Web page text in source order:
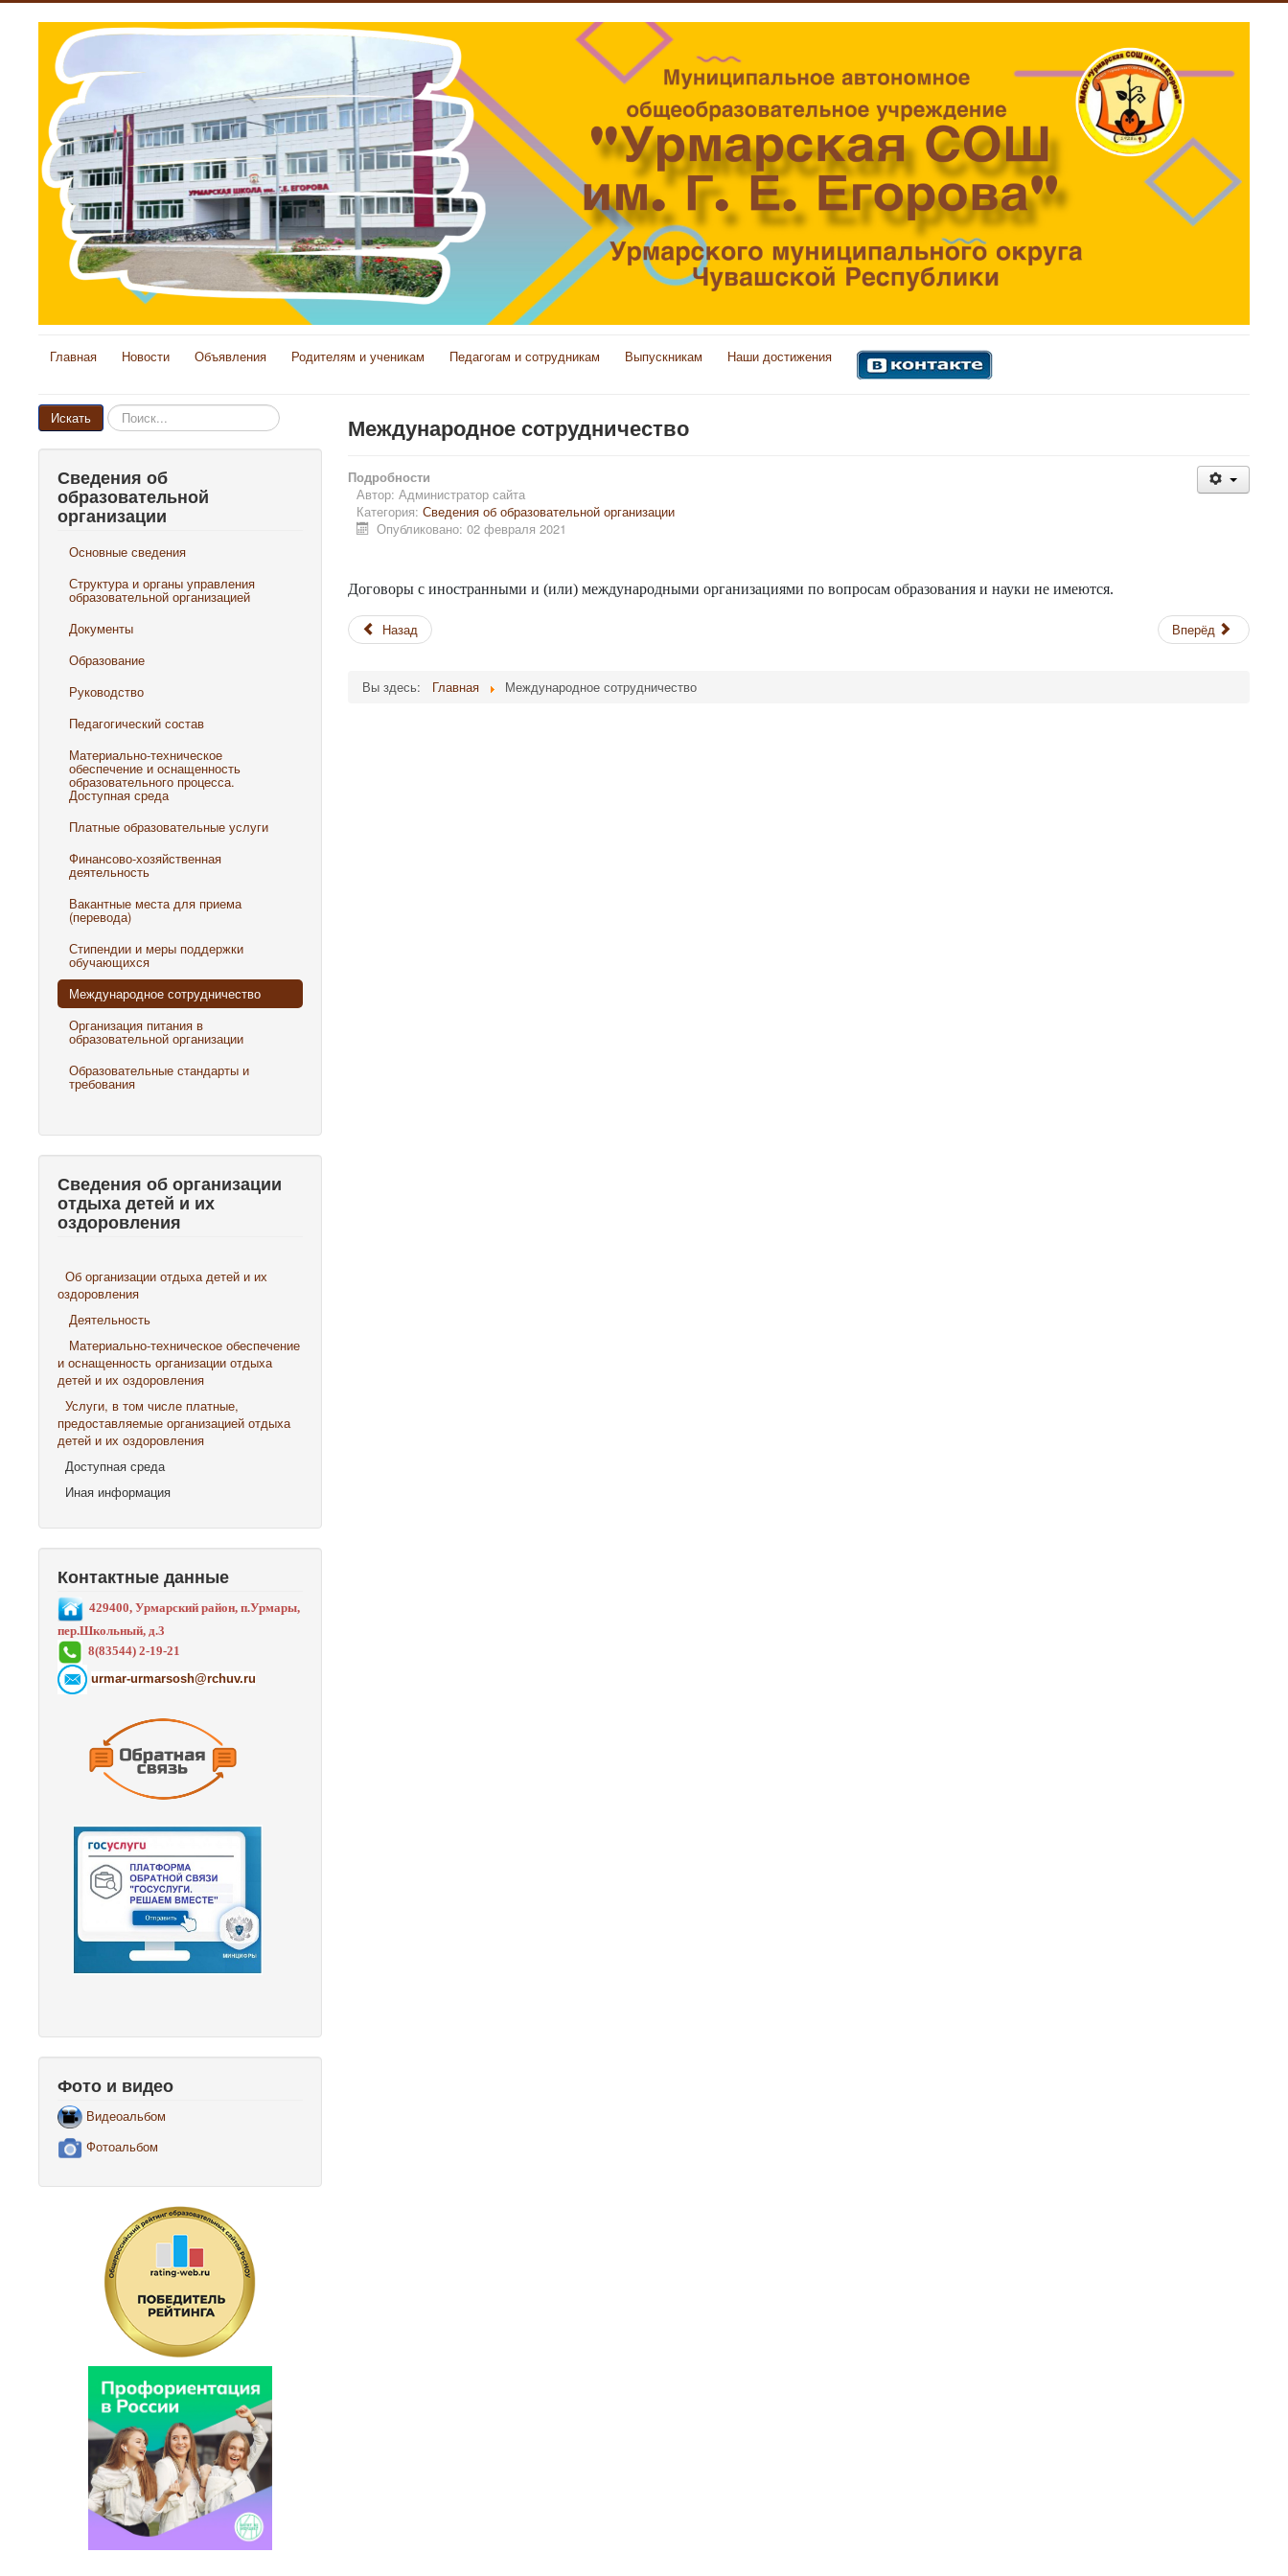
Главная Новости Объявления Родителям и ученикам Педагогам и сотрудникам Выпускникам Наши достижения
Искать Искать...
Сведения об
образовательной
организации
Основные сведения
Структура и органы управления
образовательной организацией
Документы
Образование
Руководство
Педагогический состав
Материально-техническое
обеспечение и оснащенность
образовательного процесса.
Доступная среда
Платные образовательные услуги
Финансово-хозяйственная
деятельность
Вакантные места для приема
(перевода)
Стипендии и меры поддержки
обучающихся
Международное сотрудничество
Организация питания в
образовательной организации
Образовательные стандарты и
требования
Сведения об организации
отдыха детей и их
оздоровления
Об организации отдыха детей и их
оздоровления
Деятельность
Материально-техническое обеспечение
и оснащенность организации отдыха
детей и их оздоровления
Услуги, в том числе платные,
предоставляемые организацией отдыха
детей и их оздоровления
Доступная среда
Иная информация
Контактные данные
429400, Урмарский район, п.Урмары,
пер.Школьный, д.3
8(83544) 2-19-21
urmar-urmarsosh@rchuv.ru
Фото и видео
Видеоальбом
Фотоальбом
Международное сотрудничество
Подробности
Автор: Администратор сайта
Категория: Сведения об образовательной организации
Опубликовано: 02 февраля 2021
Договоры с иностранными и (или) международными организациями по вопросам образования и науки не имеются.
Назад Вперёд
Вы здесь: Главная Международное сотрудничество